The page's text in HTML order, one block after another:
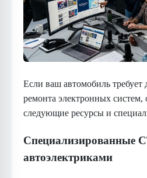
Если ваш автомобиль требует
ремонта электронных систем,
следующие ресурсы и
Специализированные
автоэлектриками